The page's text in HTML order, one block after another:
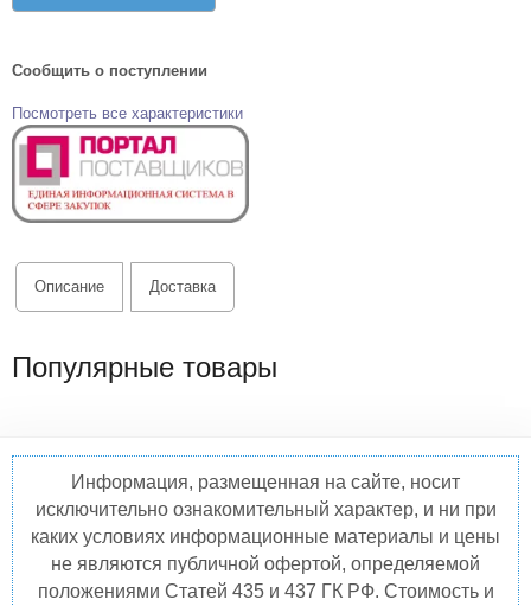
Сообщить о поступлении
Посмотреть все характеристики
Описание Доставка
Популярные товары
Информация, размещенная на сайте, носит
исключительно ознакомительный характер, и ни при
каких условиях информационные материалы и цены
не являются публичной офертой, определяемой
положениями Статей 435 и 437 ГК РФ. Стоимость и